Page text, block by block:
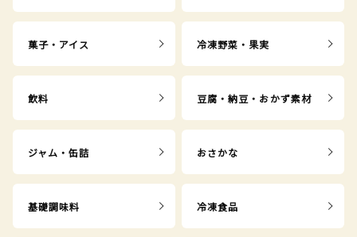
菓子・アイス 冷凍野菜・果実
飲料 豆腐・納豆・おかず素材
ジャム・缶詰 おさかな
基礎調味料 冷凍食品